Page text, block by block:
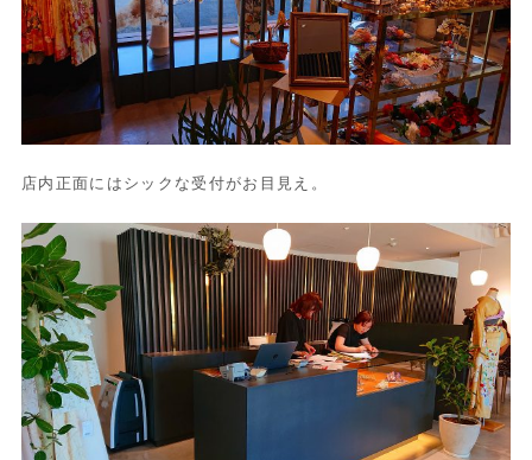
店内正面にはシックな受付がお目見え。